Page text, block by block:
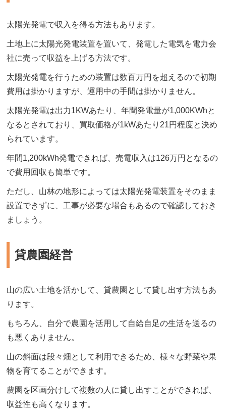
太陽光発電で収入を得る方法もあります。
土地上に太陽光発電装置を置いて、発電した電気を電力会
社に売って収益を上げる方法です。
太陽光発電を行うための装置は数百万円を超えるので初期
費用は掛かりますが、運用中の手間は掛かりません。
太陽光発電は出力1KWあたり、年間発電量が1,000KWhと
なるとされており、買取価格が1kWあたり21円程度と決め
られています。
年間1,200kWh発電できれば、売電収入は126万円となるの
で費用回収も簡単です。
ただし、山林の地形によっては太陽光発電装置をそのまま
設置できずに、工事が必要な場合もあるので確認しておき
ましょう。
貸農園経営
山の広い土地を活かして、貸農園として貸し出す方法もあ
ります。
もちろん、自分で農園を活用して自給自足の生活を送るの
も悪くありません。
山の斜面は段々畑として利用できるため、様々な野菜や果
物を育てることができます。
農園を区画分けして複数の人に貸し出すことができれば、
収益性も高くなります。